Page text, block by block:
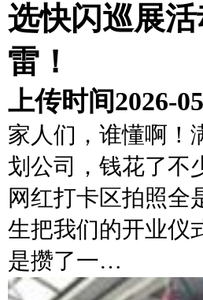
选快闪巡展
雷！
上传时间2026-
家人们，谁懂啊！
划公司，钱花了
网红打卡区拍照全
生把我们的开业仪
是攒了一…